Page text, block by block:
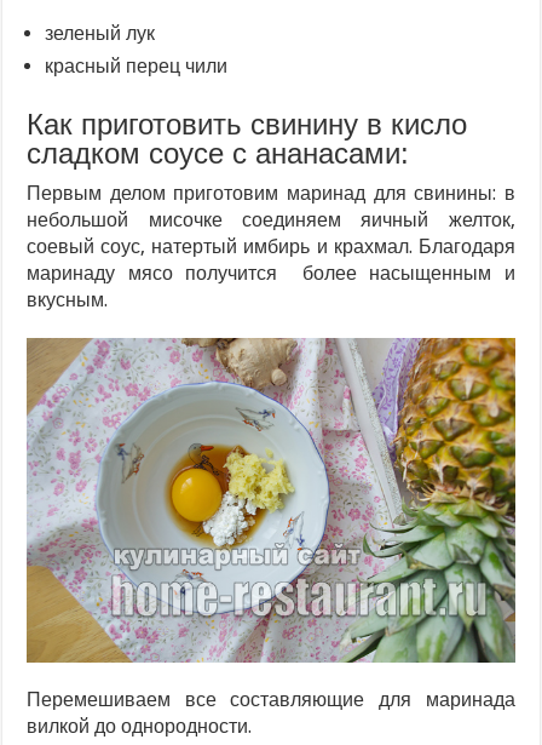
зеленый лук
красный перец чили
Как приготовить свинину в кисло
сладком соусе с ананасами:
Первым делом приготовим маринад для свинины: в
небольшой мисочке соединяем яичный желток,
соевый соус, натертый имбирь и крахмал. Благодаря
маринаду мясо получится более насыщенным и
вкусным.
Перемешиваем все составляющие для маринада
вилкой до однородности.